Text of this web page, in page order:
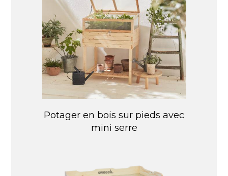
Potager en bois sur pieds avec
mini serre